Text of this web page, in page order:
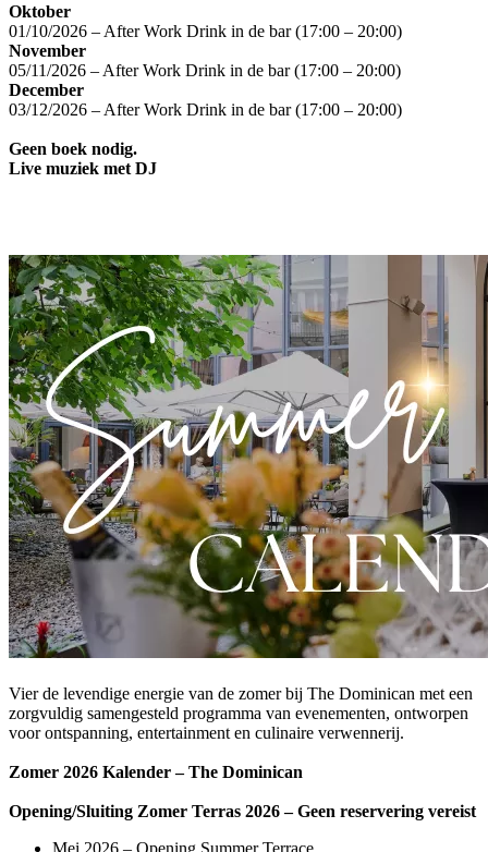
Oktober
01/10/2026 – After Work Drink in de bar (17:00 – 20:00)
November
05/11/2026 – After Work Drink in de bar (17:00 – 20:00)
December
03/12/2026 – After Work Drink in de bar (17:00 – 20:00)
Geen boek nodig.
Live muziek met DJ
Vier de levendige energie van de zomer bij The Dominican met een
zorgvuldig samengesteld programma van evenementen, ontworpen
voor ontspanning, entertainment en culinaire verwennerij.
Zomer 2026 Kalender – The Dominican
Opening/Sluiting Zomer Terras 2026 – Geen reservering vereist
Mei 2026 – Opening Summer Terrace